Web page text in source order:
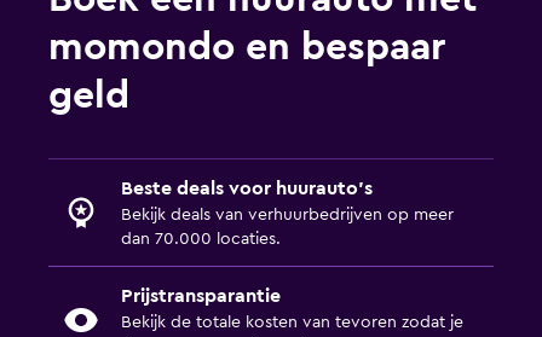
momondo en bespaar
geld
Beste deals voor huurauto's
Bekijk deals van verhuurbedrijven op meer
dan 70.000 locaties.
Prijstransparantie
Bekijk de totale kosten van tevoren zodat je